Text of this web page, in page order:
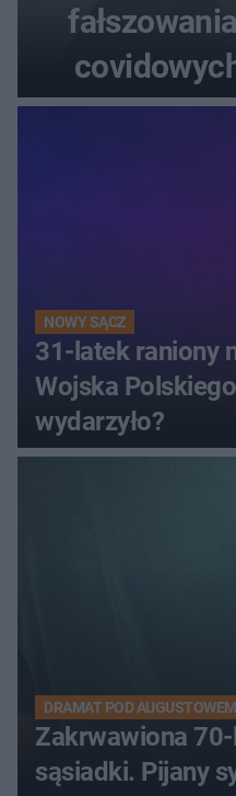
prokurator
NOWY SĄCZ
31-latek raniony
Wojska
wydarzyło?
DRAMAT POD AUGUSTOWEM
Zakrwawiona
sąsiadki. Pijany